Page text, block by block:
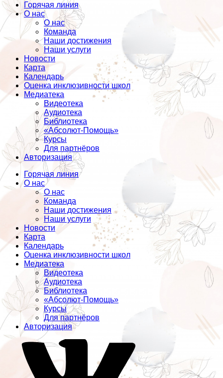
Горячая линия
О нас
О нас
Команда
Наши достижения
Наши услуги
Новости
Карта
Календарь
Оценка инклюзивности школ
Медиатека
Видеотека
Аудиотека
Библиотека
«Абсолют-Помощь»
Курсы
Для партнёров
Авторизация
Горячая линия
О нас
О нас
Команда
Наши достижения
Наши услуги
Новости
Карта
Календарь
Оценка инклюзивности школ
Медиатека
Видеотека
Аудиотека
Библиотека
«Абсолют-Помощь»
Курсы
Для партнёров
Авторизация